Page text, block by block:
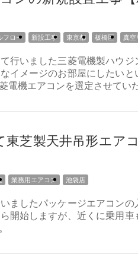
フロー 新設工事 東京都 板橋区 真空
行いました三菱電機製ハウジ
イメージのお部屋にしたいと
電機エアコンを選定させてい
東芝製天井吊形エア
業務用エアコン 池袋店
ましたパッケージエアコンの
開始しますが、近くに乗用車